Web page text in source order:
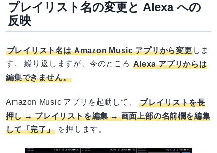
プレイリスト名の変更と Alexa への
反映
プレイリスト名は Amazon Music アプリから変更 しま
す。 繰り返しますが、今のところ Alexa アプリからは
編集できません。
Amazon Music アプリを起動して、プレイリストを長
押し → プレイリストを編集 → 画面上部の名前欄を編集
して「完了」 を押します。